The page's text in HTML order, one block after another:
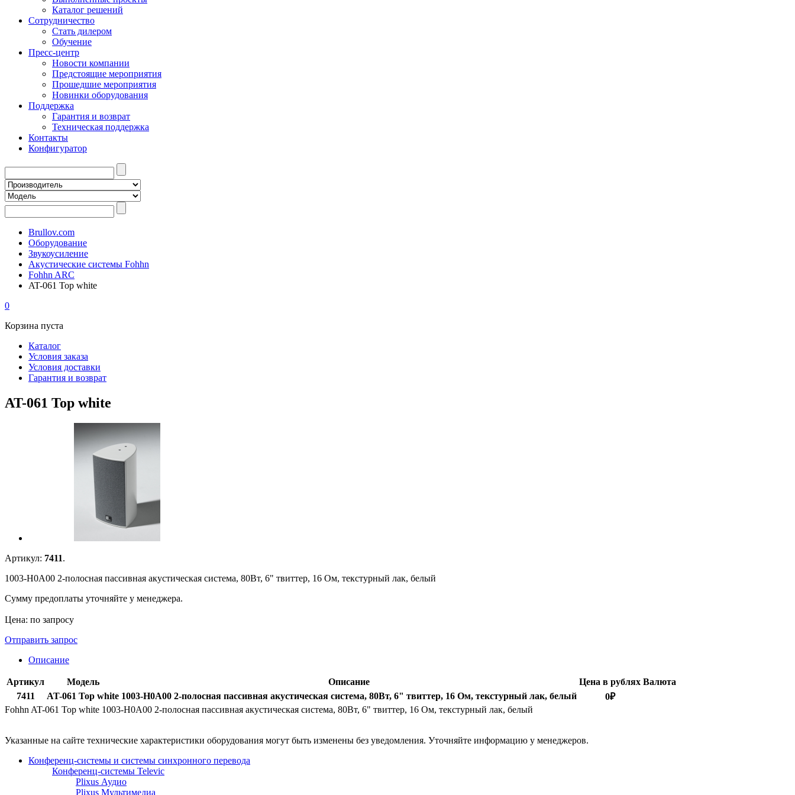
Каталог решений
Сотрудничество
Стать дилером
Обучение
Пресс-центр
Новости компании
Предстоящие мероприятия
Прошедшие мероприятия
Новинки оборудования
Поддержка
Гарантия и возврат
Техническая поддержка
Контакты
Конфигуратор
Brullov.com
Оборудование
Звукоусиление
Акустические системы Fohhn
Fohhn ARC
AT-061 Top white
0
Корзина пуста
Каталог
Условия заказа
Условия доставки
Гарантия и возврат
AT-061 Top white
Артикул: 7411.
1003-H0A00 2-полосная пассивная акустическая система, 80Вт, 6" твиттер, 16 Ом, текстурный лак, белый
Сумму предоплаты уточняйте у менеджера.
Цена: по запросу
Отправить запрос
Описание
Артикул Модель Описание Цена в рублях Валюта
7411
AT-061 Top white 1003-H0A00 2-полосная пассивная акустическая система, 80Вт, 6" твиттер, 16 Ом, текстурный лак, белый 0₽
Fohhn AT-061 Top white 1003-H0A00 2-полосная пассивная акустическая система, 80Вт, 6" твиттер, 16 Ом, текстурный лак, белый
Указанные на сайте технические характеристики оборудования могут быть изменены без уведомления. Уточняйте информацию у менеджеров.
Конференц-системы и системы синхронного перевода
Конференц-системы Televic
Plixus Аудио
Plixus Мультимедиа